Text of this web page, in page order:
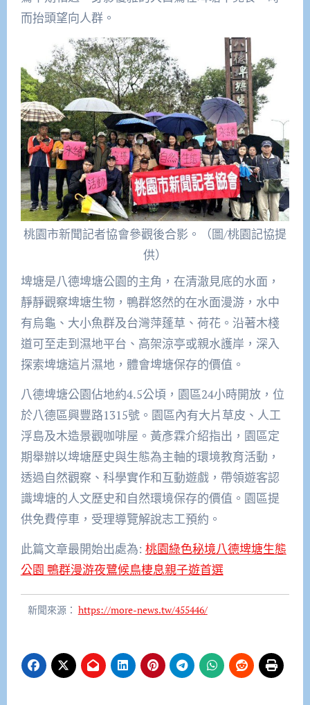
而抬頭望向人群。
桃園市新聞記者協會參觀後合影。（圖/桃園記協提
供）
埤塘是八德埤塘公園的主角，在清澈見底的水面，
靜靜觀察埤塘生物，鴨群悠然的在水面漫游，水中
有烏龜、大小魚群及台灣萍蓬草、荷花。沿著木棧
道可至走到濕地平台、高架涼亭或親水護岸，深入
探索埤塘這片濕地，體會埤塘保存的價值。
八德埤塘公園佔地約4.5公頃，園區24小時開放，位
於八德區興豐路1315號。園區內有大片草皮、人工
浮島及木造景觀咖啡屋。黃彥霖介紹指出，園區定
期舉辦以埤塘歷史與生態為主軸的環境教育活動，
透過自然觀察、科學實作和互動遊戲，帶領遊客認
識埤塘的人文歷史和自然環境保存的價值。園區提
供免費停車，受理導覽解說志工預約。
此篇文章最開始出處為: 桃園綠色秘境八德埤塘生態
公園 鴨群漫游夜鷺候鳥棲息親子遊首選
新聞來源： https://more-news.tw/455446/